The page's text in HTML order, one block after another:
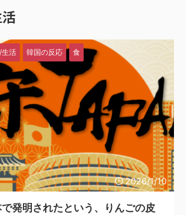
打たなかった結果・・・・
2026/1/10
活 韓国の反応 食
発明されたという、りんごの皮